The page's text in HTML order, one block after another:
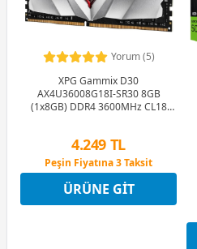
Yorum (5)
XPG Gammix D30
AX4U36008G18I-SR30 8GB
(1x8GB) DDR4 3600MHz CL18
4.249 TL
Peşin Fiyatına 3 Taksit
12 Ay x 500 TL taksitle
Peşin Fiyatına 3 Taksit
ÜRÜNE GIT